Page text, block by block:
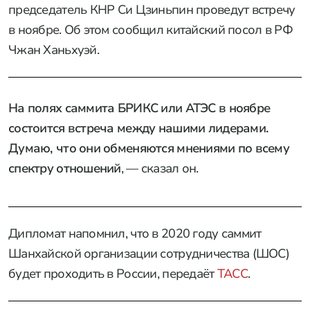
председатель КНР Си Цзиньпин проведут встречу
в ноябре. Об этом сообщил китайский посол в РФ
Чжан Ханьхуэй.
На полях саммита БРИКС или АТЭС в ноябре
состоится встреча между нашими лидерами.
Думаю, что они обменяются мнениями по всему
спектру отношений, — сказал он.
Дипломат напомнил, что в 2020 году саммит
Шанхайской организации сотрудничества (ШОС)
будет проходить в России, передаётТАСС.